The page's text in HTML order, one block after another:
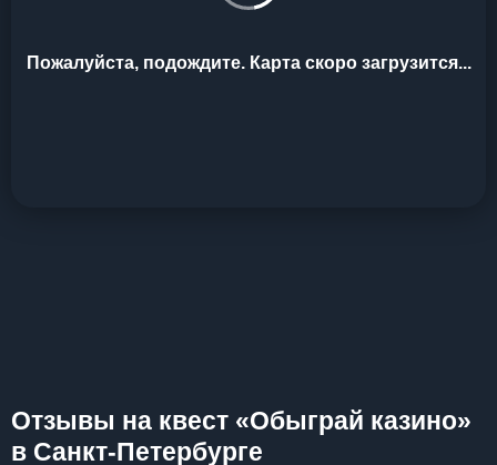
Пожалуйста, подождите. Карта скоро загрузится...
Отзывы на квест «Обыграй казино»
в Санкт-Петербурге